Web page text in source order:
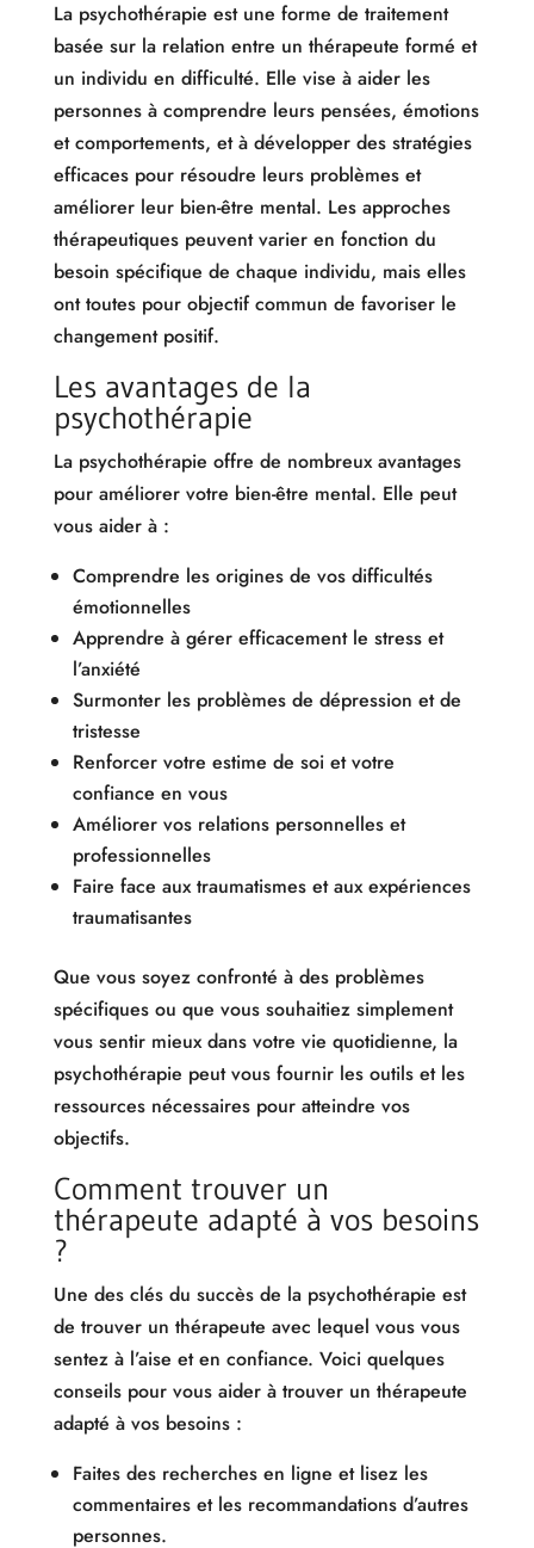
La psychothérapie est une forme de traitement
basée sur la relation entre un thérapeute formé et
un individu en difficulté. Elle vise à aider les
personnes à comprendre leurs pensées, émotions
et comportements, et à développer des stratégies
efficaces pour résoudre leurs problèmes et
améliorer leur bien-être mental. Les approches
thérapeutiques peuvent varier en fonction du
besoin spécifique de chaque individu, mais elles
ont toutes pour objectif commun de favoriser le
changement positif.
Les avantages de la
psychothérapie
La psychothérapie offre de nombreux avantages
pour améliorer votre bien-être mental. Elle peut
vous aider à :
Comprendre les origines de vos difficultés
émotionnelles
Apprendre à gérer efficacement le stress et
l’anxiété
Surmonter les problèmes de dépression et de
tristesse
Renforcer votre estime de soi et votre
confiance en vous
Améliorer vos relations personnelles et
professionnelles
Faire face aux traumatismes et aux expériences
traumatisantes
Que vous soyez confronté à des problèmes
spécifiques ou que vous souhaitiez simplement
vous sentir mieux dans votre vie quotidienne, la
psychothérapie peut vous fournir les outils et les
ressources nécessaires pour atteindre vos
objectifs.
Comment trouver un
thérapeute adapté à vos besoins
?
Une des clés du succès de la psychothérapie est
de trouver un thérapeute avec lequel vous vous
sentez à l’aise et en confiance. Voici quelques
conseils pour vous aider à trouver un thérapeute
adapté à vos besoins :
Faites des recherches en ligne et lisez les
commentaires et les recommandations d’autres
personnes.